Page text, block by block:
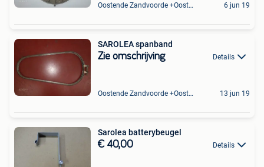
Oostende Zandvoorde +Oostende 6 jun 19
SAROLEA spanband
Zie omschrijving Details
Oostende Zandvoorde +Oostende 13 jun 19
Sarolea batterybeugel
€ 40,00 Details